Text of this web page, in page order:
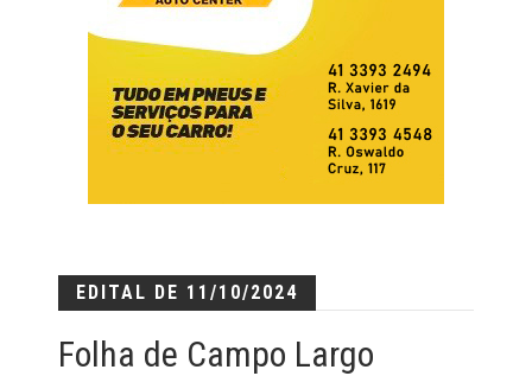
EDITAL DE 11/10/2024
Folha de Campo Largo